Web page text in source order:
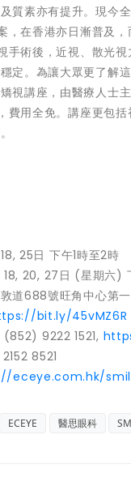
質素亦有提升。現今
，在香港亦日漸普及
手術後，近視、散光
定。為讓大眾更了解
視講座，由醫療人士
費用全免。講座更包
25日 下午1時至2時
18, 20, 27日 (星期六)
道688號旺角中心第
bit.ly/45vMZ6R
9222 1521,
8521
eceye.com.hk/
ECEYE 醫思眼科